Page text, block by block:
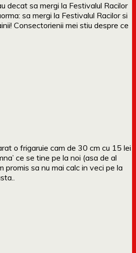
decat sa mergi la Festivalul Racilor
sa mergi la Festivalul Racilor si
Consectorienii mei stiu despre ce
o frigaruie cam de 30 cm cu 15 lei
ce se tine pe la noi (asa de al
promis sa nu mai calc in veci pe la